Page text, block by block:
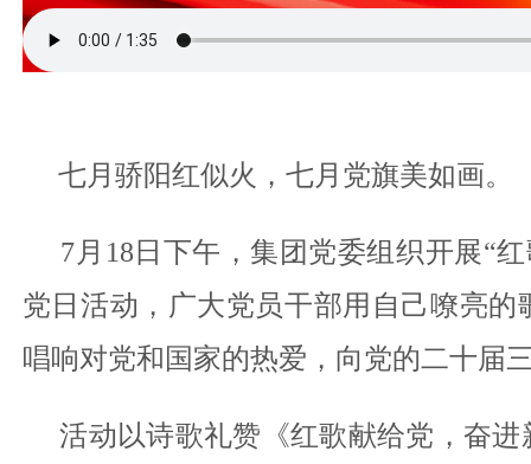
七月骄阳红似火，七月党旗美如画。
7月18日下午，集团党委组织开展“红
党日活动，广大党员干部用自己嘹亮
唱响对党和国家的热爱，向党的二十届
活动以诗歌礼赞《红歌献给党，奋进